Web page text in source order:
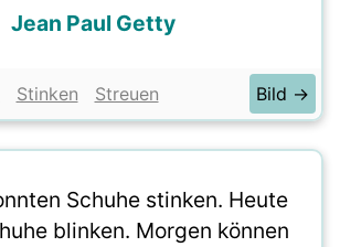
Jean Paul Getty
Stinken Streuen Bild →
Schuhe stinken. Heute
blinken. Morgen können